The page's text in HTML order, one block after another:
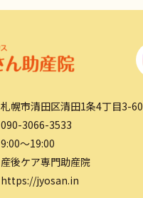
札幌市清田区清田1条4丁目3-60
090-3066-3533
9:00～19:00
産後ケア専門助産院
https://jyosan.in